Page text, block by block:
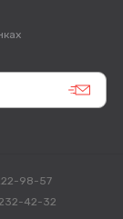
98-57
42-32